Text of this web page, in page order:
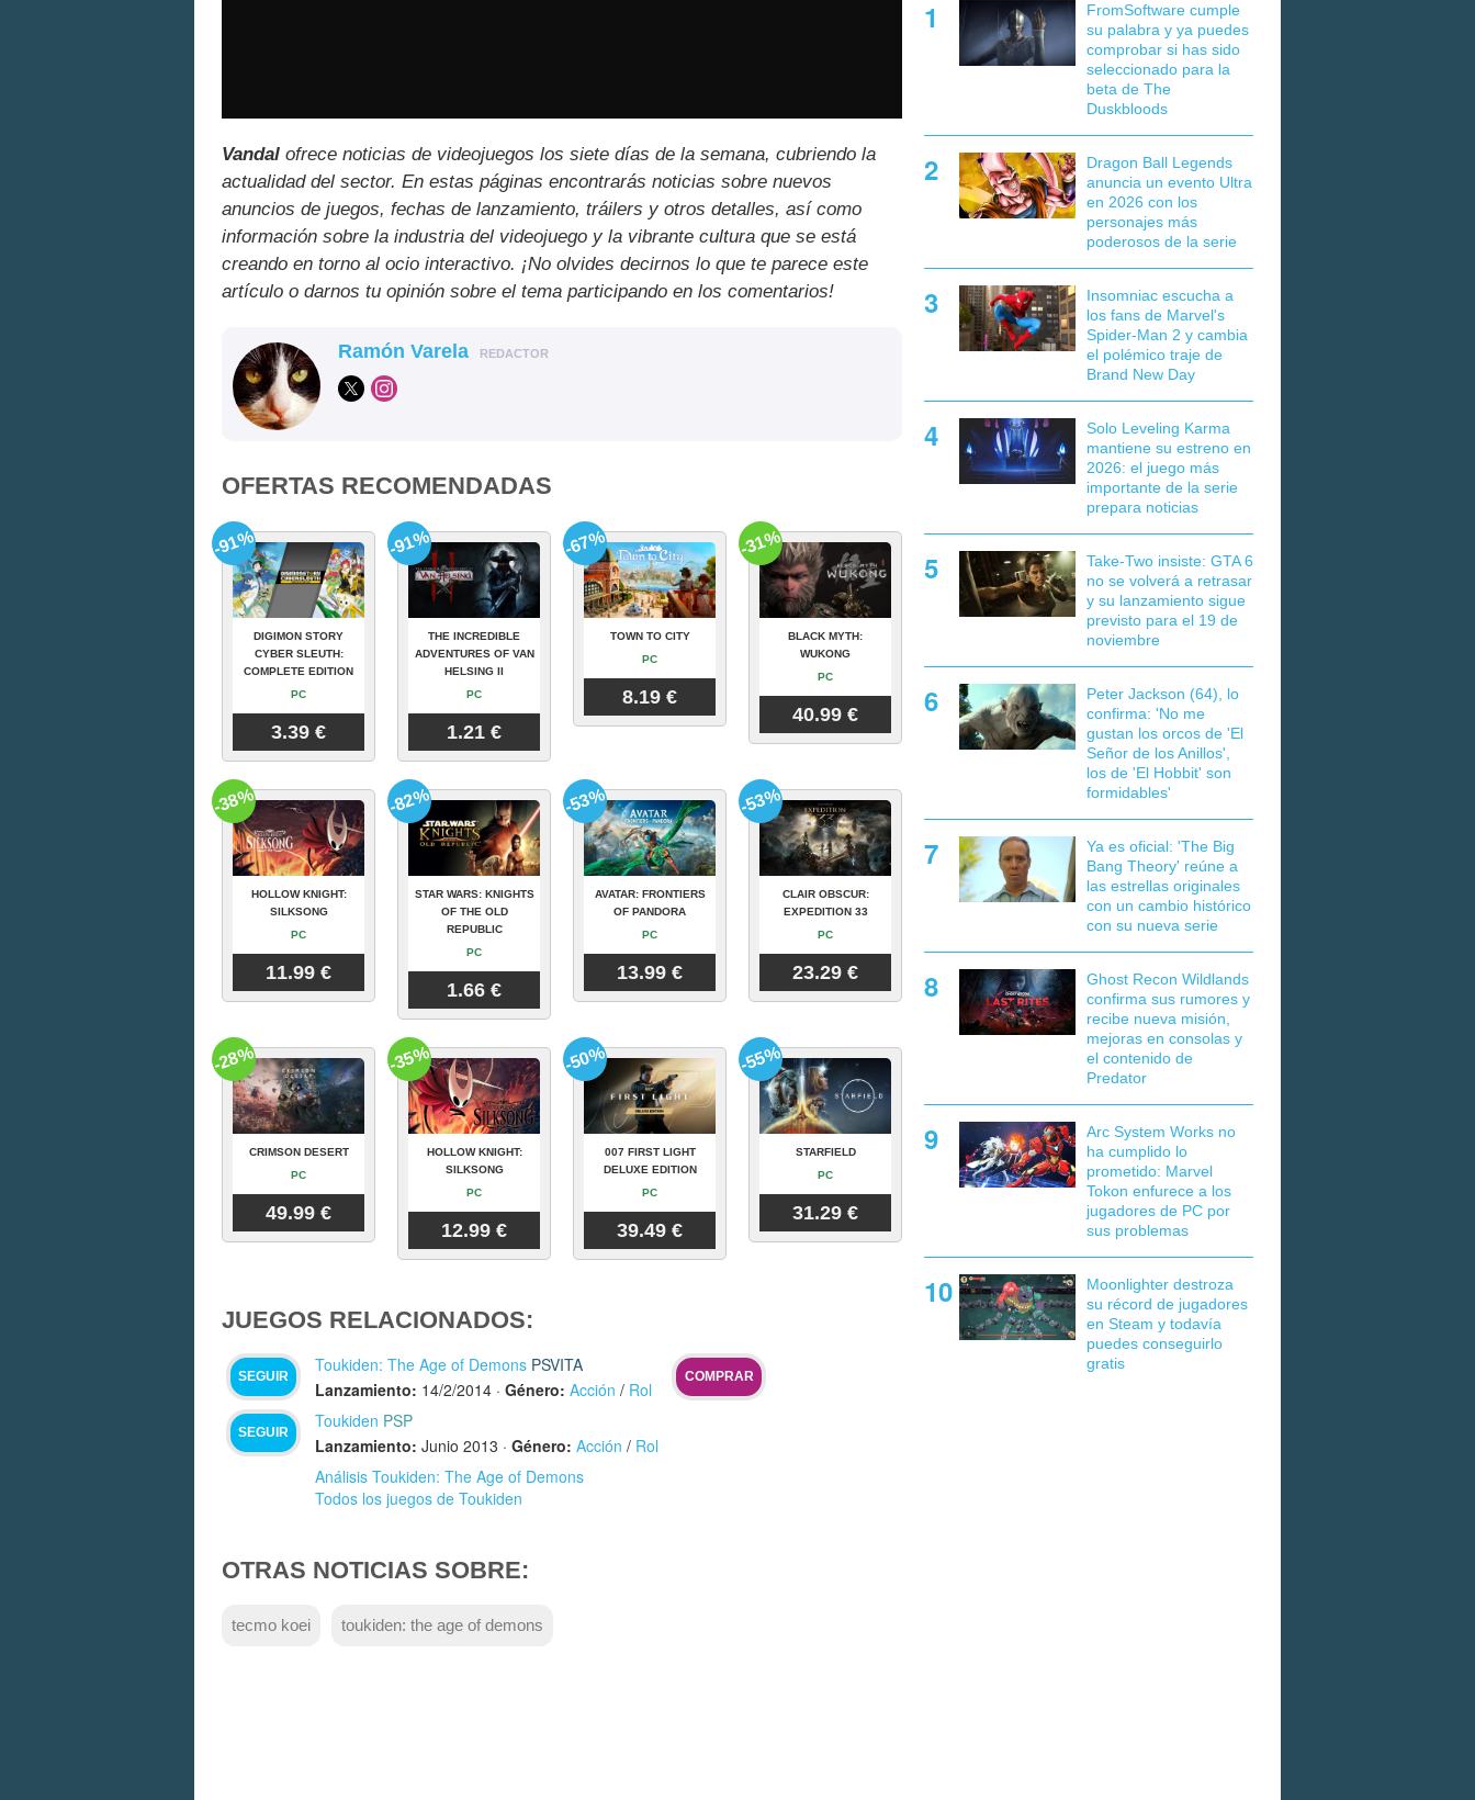
Vandal ofrece noticias de videojuegos los siete días de la semana, cubriendo la
actualidad del sector. En estas páginas encontrarás noticias sobre nuevos
anuncios de juegos, fechas de lanzamiento, tráilers y otros detalles, así como
información sobre la industria del videojuego y la vibrante cultura que se está
creando en torno al ocio interactivo. ¡No olvides decirnos lo que te parece este
artículo o darnos tu opinión sobre el tema participando en los comentarios!
Ramón Varela REDACTOR
OFERTAS RECOMENDADAS
DIGIMON STORY
CYBER SLEUTH:
COMPLETE EDITION
PC
3.39 €
-91%
THE INCREDIBLE
ADVENTURES OF VAN
HELSING II
PC
1.21 €
-91%
TOWN TO CITY
PC
8.19 €
-67%
BLACK MYTH:
WUKONG
PC
40.99 €
-31%
HOLLOW KNIGHT:
SILKSONG
PC
11.99 €
-38%
STAR WARS: KNIGHTS
OF THE OLD
REPUBLIC
PC
1.66 €
-82%
AVATAR: FRONTIERS
OF PANDORA
PC
13.99 €
-53%
CLAIR OBSCUR:
EXPEDITION 33
PC
23.29 €
-53%
CRIMSON DESERT
PC
49.99 €
-28%
HOLLOW KNIGHT:
SILKSONG
PC
12.99 €
-35%
007 FIRST LIGHT
DELUXE EDITION
PC
39.49 €
-50%
STARFIELD
PC
31.29 €
-55%
JUEGOS RELACIONADOS:
SEGUIR
Toukiden: The Age of Demons PSVITA
Lanzamiento: 14/2/2014 · Género: Acción / Rol
COMPRAR
SEGUIR
Toukiden PSP
Lanzamiento: Junio 2013 · Género: Acción / Rol
Análisis Toukiden: The Age of Demons
Todos los juegos de Toukiden
OTRAS NOTICIAS SOBRE:
tecmo koei toukiden: the age of demons
FromSoftware cumple
su palabra y ya puedes
comprobar si has sido
seleccionado para la
beta de The
Duskbloods
Dragon Ball Legends
anuncia un evento Ultra
en 2026 con los
personajes más
poderosos de la serie
Insomniac escucha a
los fans de Marvel's
Spider-Man 2 y cambia
el polémico traje de
Brand New Day
Solo Leveling Karma
mantiene su estreno en
2026: el juego más
importante de la serie
prepara noticias
Take-Two insiste: GTA 6
no se volverá a retrasar
y su lanzamiento sigue
previsto para el 19 de
noviembre
Peter Jackson (64), lo
confirma: 'No me
gustan los orcos de 'El
Señor de los Anillos',
los de 'El Hobbit' son
formidables'
Ya es oficial: 'The Big
Bang Theory' reúne a
las estrellas originales
con un cambio histórico
con su nueva serie
Ghost Recon Wildlands
confirma sus rumores y
recibe nueva misión,
mejoras en consolas y
el contenido de
Predator
Arc System Works no
ha cumplido lo
prometido: Marvel
Tokon enfurece a los
jugadores de PC por
sus problemas
Moonlighter destroza
su récord de jugadores
en Steam y todavía
puedes conseguirlo
gratis